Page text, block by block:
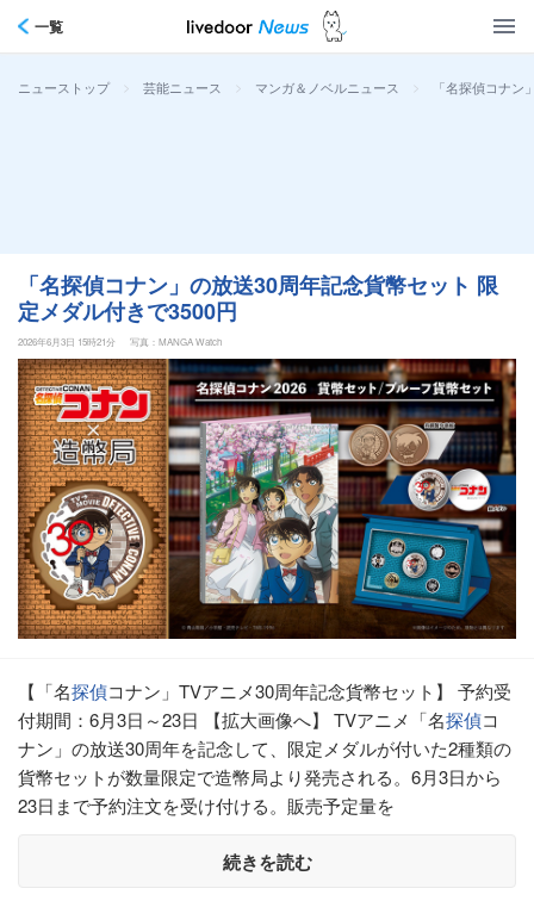
一覧
ニューストップ > 芸能ニュース > マンガ＆ノベルニュース > 「名探偵コナ
「名探偵コナン」の放送30周年記念貨幣セット 限
定メダル付きで3500円
2026年6月3日 15時21分 写真：MANGA Watch
【「名探偵コナン」TVアニメ30周年記念貨幣セット】 予約受
付期間：6月3日～23日 【拡大画像へ】 TVアニメ「名探偵コ
ナン」の放送30周年を記念して、限定メダルが付いた2種類の
貨幣セットが数量限定で造幣局より発売される。6月3日から
23日まで予約注文を受け付ける。販売予定量を
続きを読む